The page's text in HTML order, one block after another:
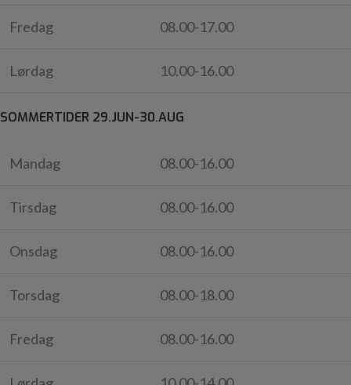
Fredag 08.00-17.00
Lørdag 10.00-16.00
SOMMERTIDER 29.JUN-30.AUG
Mandag 08.00-16.00
Tirsdag 08.00-16.00
Onsdag 08.00-16.00
Torsdag 08.00-18.00
Fredag 08.00-16.00